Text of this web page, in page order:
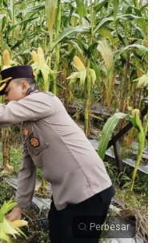
Perbesar